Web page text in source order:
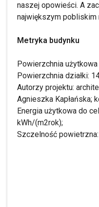
naszej opowieści. A
największym pobliskim
Metryka budynku
Powierzchnia
Powierzchnia działki:
Autorzy projektu:
Agnieszka Kapłańska;
Energia użytkowa do
kWh/(m2rok);
Szczelność